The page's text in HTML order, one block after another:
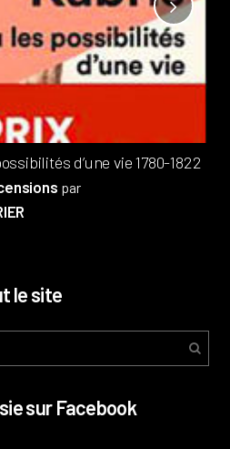
d’une vie 1780-1822
par
le site
sur Facebook